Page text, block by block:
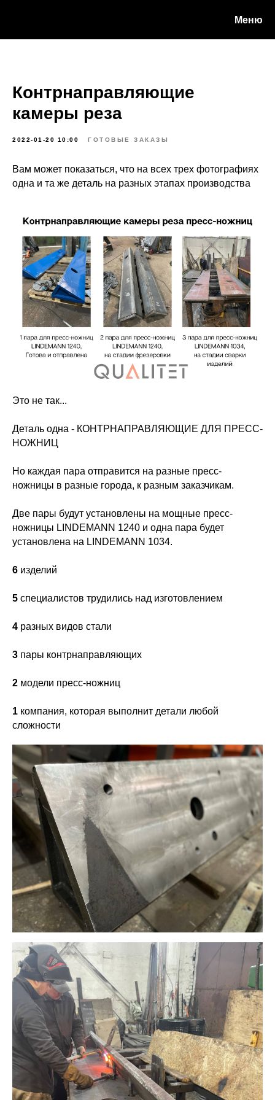
Меню
Контрнаправляющие
камеры реза
2022-01-20 10:00 ГОТОВЫЕ ЗАКАЗЫ
Вам может показаться, что на всех трех фотографиях
одна и та же деталь на разных этапах производства
Это не так...
Деталь одна - КОНТРНАПРАВЛЯЮЩИЕ ДЛЯ ПРЕСС-
НОЖНИЦ
Но каждая пара отправится на разные пресс-
ножницы в разные города, к разным заказчикам.
Две пары будут установлены на мощные пресс-
ножницы LINDEMANN 1240 и одна пара будет
установлена на LINDEMANN 1034.
6 изделий
5 специалистов трудились над изготовлением
4 разных видов стали
3 пары контрнаправляющих
2 модели пресс-ножниц
1 компания, которая выполнит детали любой
сложности